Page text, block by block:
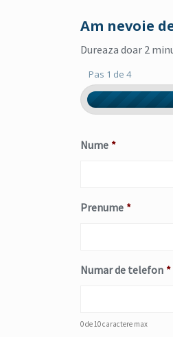
Am nevoie
Dureaza doar 2
Pas 1 de 4
Nume *
Prenume *
Numar de telefon *
0 de 10 caractere max